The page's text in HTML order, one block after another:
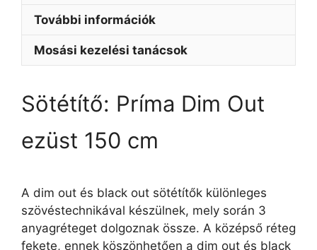
További információk
Mosási kezelési tanácsok
Sötétítő: Príma Dim Out
ezüst 150 cm
A dim out és black out sötétítők különleges
szövéstechnikával készülnek, mely során 3
anyagréteget dolgoznak össze. A középső réteg
fekete, ennek köszönhetően a dim out és black